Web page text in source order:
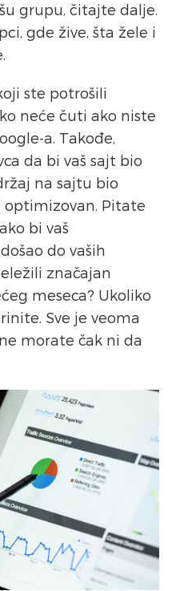
grupu, čitajte dalje.
gde žive, šta žele i
ste potrošili
neće čuti ako niste
a. Takođe,
da bi vaš sajt bio
na sajtu bio
optimizovan. Pitate
bi vaš
do vaših
značajan
meseca? Ukoliko
Sve je veoma
morate čak ni da